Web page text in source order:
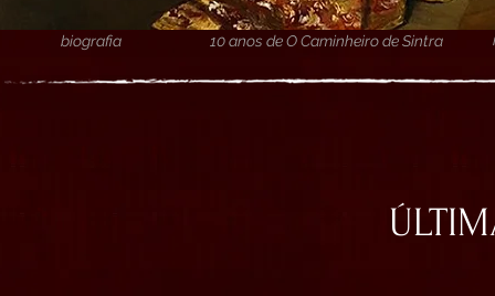
biografia 10 anos de O Caminheiro de Sintra